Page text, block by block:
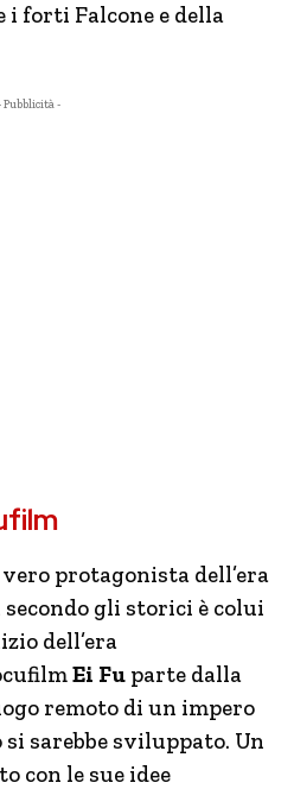
i forti Falcone e della
Pubblicità -
protagonista dell’era
gli storici è colui
dell’era
Ei Fu parte dalla
remoto di un impero
sarebbe sviluppato. Un
con le sue idee